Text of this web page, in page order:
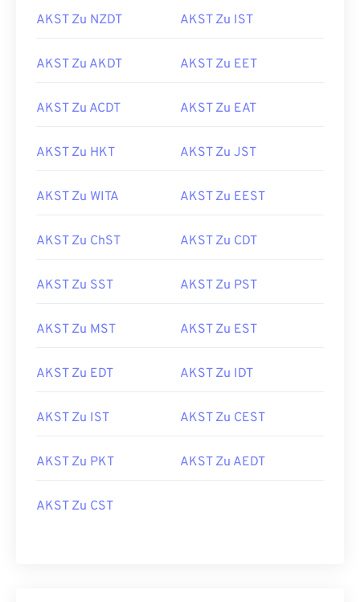
AKST Zu NZDT AKST Zu IST
AKST Zu AKDT AKST Zu EET
AKST Zu ACDT AKST Zu EAT
AKST Zu HKT AKST Zu JST
AKST Zu WITA AKST Zu EEST
AKST Zu ChST AKST Zu CDT
AKST Zu SST AKST Zu PST
AKST Zu MST AKST Zu EST
AKST Zu EDT AKST Zu IDT
AKST Zu IST AKST Zu CEST
AKST Zu PKT AKST Zu AEDT
AKST Zu CST